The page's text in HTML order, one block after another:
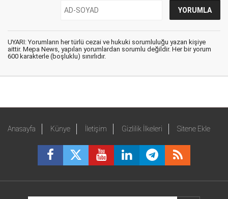
UYARI: Yorumların her türlü cezai ve hukuki sorumluluğu yazan kişiye
aittir. Mepa News, yapılan yorumlardan sorumlu değildir. Her bir yorum
600 karakterle (boşluklu) sınırlıdır.
Anasayfa Künye İletişim Gizlilik İlkeleri Sitene Ekle